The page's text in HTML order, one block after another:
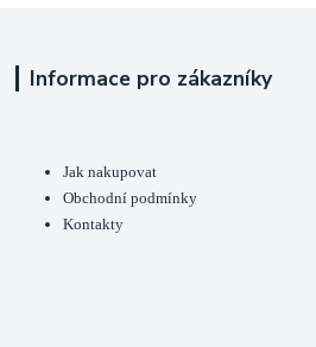
Informace pro zákazníky
Jak nakupovat
Obchodní podmínky
Kontakty